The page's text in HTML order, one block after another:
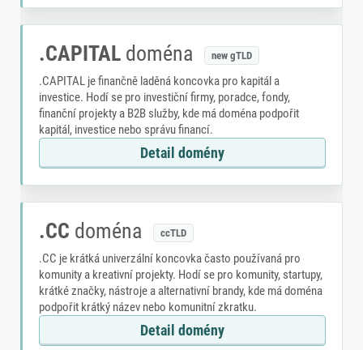
.CAPITAL doména new gTLD
.CAPITAL je finančně laděná koncovka pro kapitál a
investice. Hodí se pro investiční firmy, poradce, fondy,
finanční projekty a B2B služby, kde má doména podpořit
kapitál, investice nebo správu financí.
Detail domény
.CC doména ccTLD
.CC je krátká univerzální koncovka často používaná pro
komunity a kreativní projekty. Hodí se pro komunity, startupy,
krátké značky, nástroje a alternativní brandy, kde má doména
podpořit krátký název nebo komunitní zkratku.
Detail domény